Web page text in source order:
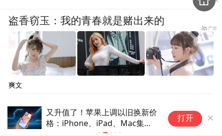
AI驶入“L3智能体”深水区，中美
模型差距收窄，万亿元资本博弈
真实场景商业化
4天3板，股
清：投资对
打开
盗香窃玉：我的青春就是赌出来的
爽文